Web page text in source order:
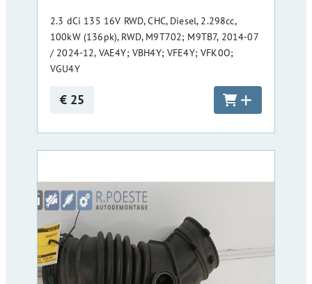
2.3 dCi 135 16V RWD, CHC, Diesel, 2.298cc,
100kW (136pk), RWD, M9T702; M9TB7, 2014-07
/ 2024-12, VAE4Y; VBH4Y; VFE4Y; VFK0O;
VGU4Y
€ 25